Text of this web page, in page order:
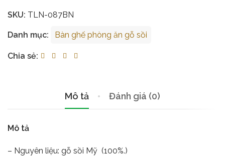
SKU: TLN-087BN
Danh mục: Bàn ghế phòng ăn gỗ sồi
Chia sẻ:
Mô tả Đánh giá (0)
Mô tả
– Nguyên liệu: gỗ sồi Mỹ (100%.)